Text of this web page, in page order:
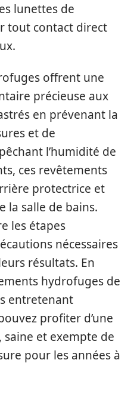
lunettes de
tout contact direct
offrent une
précieuse aux
en prévenant la
et de
l’humidité de
ces revêtements
protectrice et
la salle de bains.
les étapes
nécessaires
résultats. En
hydrofuges de
entretenant
profiter d’une
et exempte de
pour les années à